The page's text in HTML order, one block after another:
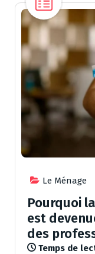
Le Ménage
Pourquoi
est
des
Temps de